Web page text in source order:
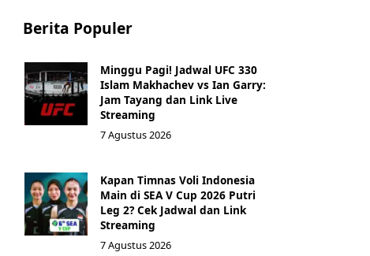
Berita Populer
Minggu Pagi! Jadwal UFC 330
Islam Makhachev vs Ian Garry:
Jam Tayang dan Link Live
Streaming
7 Agustus 2026
Kapan Timnas Voli Indonesia
Main di SEA V Cup 2026 Putri
Leg 2? Cek Jadwal dan Link
Streaming
7 Agustus 2026